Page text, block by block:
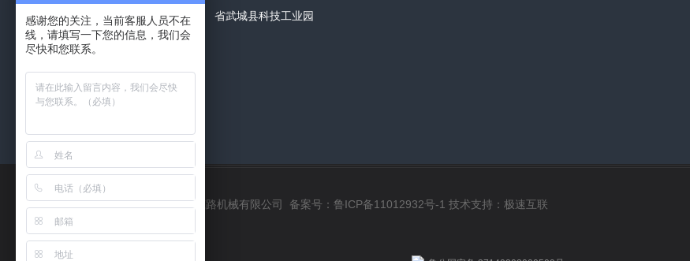
省武城县科技工业园
Copyright ©2020 德州飞腾筑路机械有限公司 备案号： 鲁ICP备11012932号-1 技术支持： 极速互联
感谢您的关注，当前客服人员不在
线，请填写一下您的信息，我们会
尽快和您联系。